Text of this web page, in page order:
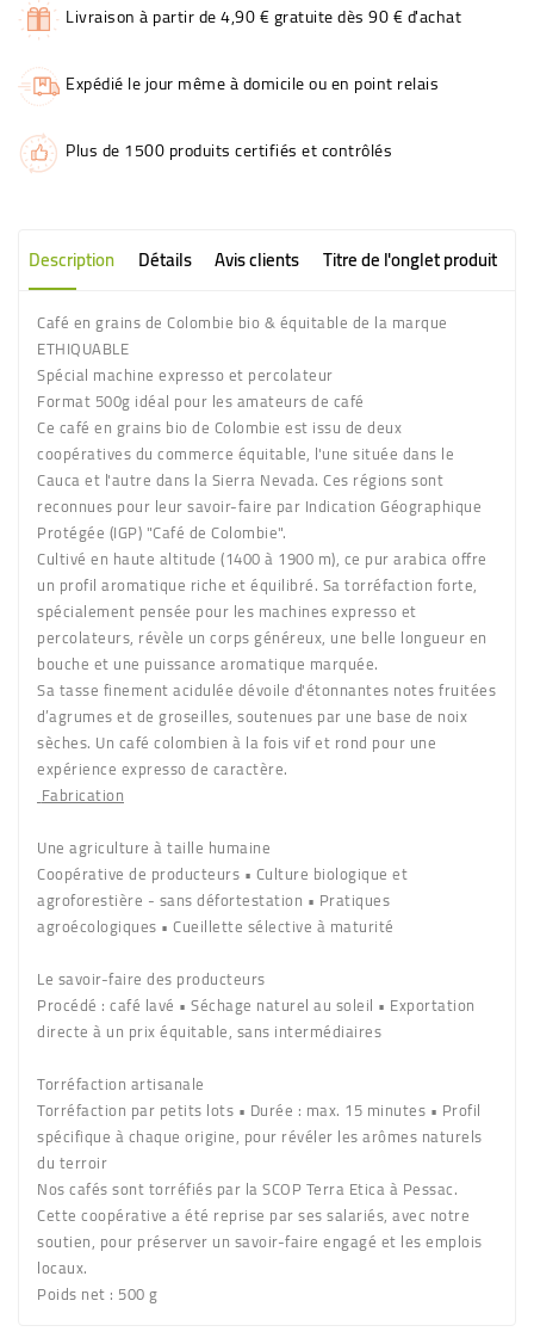
Livraison à partir de 4,90 € gratuite dès 90 € d'achat
Expédié le jour même à domicile ou en point relais
Plus de 1500 produits certifiés et contrôlés
Description Détails Avis clients Titre de l'onglet produit
Café en grains de Colombie bio & équitable de la marque
ETHIQUABLE
Spécial machine expresso et percolateur
Format 500g idéal pour les amateurs de café
Ce café en grains bio de Colombie est issu de deux
coopératives du commerce équitable, l'une située dans le
Cauca et l'autre dans la Sierra Nevada. Ces régions sont
reconnues pour leur savoir-faire par Indication Géographique
Protégée (IGP) "Café de Colombie".
Cultivé en haute altitude (1400 à 1900 m), ce pur arabica offre
un profil aromatique riche et équilibré. Sa torréfaction forte,
spécialement pensée pour les machines expresso et
percolateurs, révèle un corps généreux, une belle longueur en
bouche et une puissance aromatique marquée.
Sa tasse finement acidulée dévoile d'étonnantes notes fruitées
d’agrumes et de groseilles, soutenues par une base de noix
sèches. Un café colombien à la fois vif et rond pour une
expérience expresso de caractère.
Fabrication
Une agriculture à taille humaine
Coopérative de producteurs • Culture biologique et
agroforestière - sans défortestation • Pratiques
agroécologiques • Cueillette sélective à maturité
Le savoir-faire des producteurs
Procédé : café lavé • Séchage naturel au soleil • Exportation
directe à un prix équitable, sans intermédiaires
Torréfaction artisanale
Torréfaction par petits lots • Durée : max. 15 minutes • Profil
spécifique à chaque origine, pour révéler les arômes naturels
du terroir
Nos cafés sont torréfiés par la SCOP Terra Etica à Pessac.
Cette coopérative a été reprise par ses salariés, avec notre
soutien, pour préserver un savoir-faire engagé et les emplois
locaux.
Poids net : 500 g